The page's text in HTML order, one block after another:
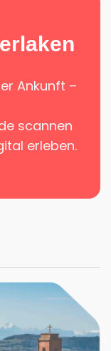
Ankunft –
scannen
erleben.